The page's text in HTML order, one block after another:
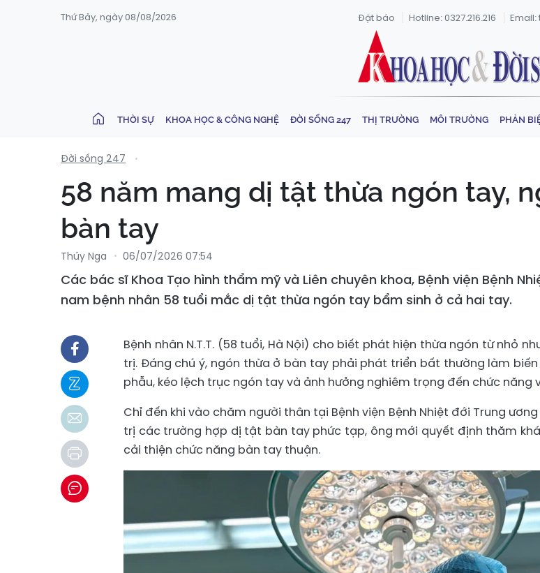
Thứ Bảy, ngày 08/08/2026 Đặt báo Hotline: 0327.216.216
THỜI SỰ KHOA HỌC & CÔNG NGHỆ ĐỜI SỐNG 247 THỊ TRƯỜNG MÔI TRƯỜNG PHẢN
Đời sống 247
58 năm mang dị tật thừa ngón tay,
bàn tay
Thúy Nga 06/07/2026 07:54
Các bác sĩ Khoa Tạo hình thẩm mỹ và Liên chuyên khoa, Bệnh viện Bệnh
nam bệnh nhân 58 tuổi mắc dị tật thừa ngón tay bẩm sinh ở cả hai tay.
Bệnh nhân N.T.T. (58 tuổi, Hà Nội) cho biết phát hiện thừa ngón từ nhỏ
trị. Đáng chú ý, ngón thừa ở bàn tay phải phát triển bất thường làm
phẫu, kéo lệch trục ngón tay và ảnh hưởng nghiêm trọng đến chức năng
Chỉ đến khi vào chăm người thân tại Bệnh viện Bệnh Nhiệt đới Trung
trị các trường hợp dị tật bàn tay phức tạp, ông mới quyết định thăm
cải thiện chức năng bàn tay thuận.